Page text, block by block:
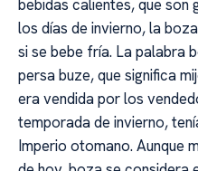
bebidas calientes, que son
los días de invierno, la
si se bebe fría. La palabra
persa buze, que significa
era vendida por los
temporada de invierno,
Imperio otomano. Aunque